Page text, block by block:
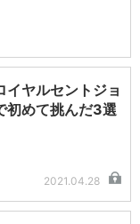
イヤルセントジョ
初めて挑んだ3選
2021.04.28